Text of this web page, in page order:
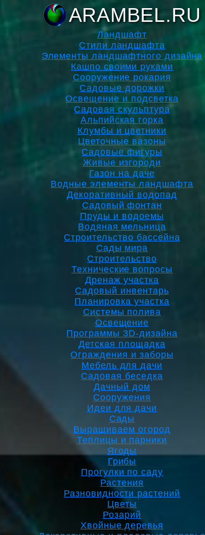
ARAMBEL.RU
Ландшафт
Стили ландшафта
Элементы ландшафтного дизайна
Кашпо своими руками
Сооружение рокария
Садовые дорожки
Освещение и подсветка
Садовая скульптура
Альпийская горка
Клумбы и цветники
Цветочные вазоны
Садовые фигуры
Живые изгороди
Газон на даче
Водные элементы ландшафта
Декоративный водопад
Садовый фонтан
Пруды и водоемы
Водяная мельница
Строительство бассейна
Сады мира
Строительство
Технические вопросы
Дренаж участка
Садовый инвентарь
Планировка участка
Системы полива
Освещение
Программы 3D-дизайна
Детская площадка
Ограждения и заборы
Мебель для дачи
Садовая беседка
Дачный дом
Сооружения
Идеи для дачи
Сады
Выращиваем огород
Теплицы и парники
Ягоды
Грибы
Прогулки по саду
Растения
Разновидности растений
Цветы
Розарий
Хвойные деревья